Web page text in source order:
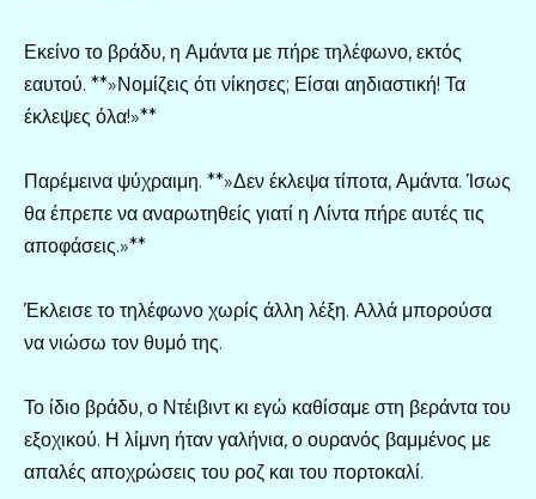
Εκείνο το βράδυ, η Αμάντα με πήρε τηλέφωνο, εκτός
εαυτού. **»Νομίζεις ότι νίκησες; Είσαι αηδιαστική! Τα
έκλεψες όλα!»**
Παρέμεινα ψύχραιμη. **»Δεν έκλεψα τίποτα, Αμάντα. Ίσως
θα έπρεπε να αναρωτηθείς γιατί η Λίντα πήρε αυτές τις
αποφάσεις.»**
Έκλεισε το τηλέφωνο χωρίς άλλη λέξη. Αλλά μπορούσα
να νιώσω τον θυμό της.
Το ίδιο βράδυ, ο Ντέιβιντ κι εγώ καθίσαμε στη βεράντα του
εξοχικού. Η λίμνη ήταν γαλήνια, ο ουρανός βαμμένος με
απαλές αποχρώσεις του ροζ και του πορτοκαλί.